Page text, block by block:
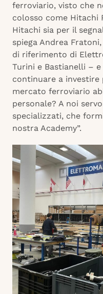
ferroviario, visto che
colosso come Hitachi
Hitachi sia per il
spiega Andrea
di riferimento di
Turini e Bastianelli –
continuare a investire
mercato ferroviario
personale? A noi
specializzati, che
nostra Academy”.